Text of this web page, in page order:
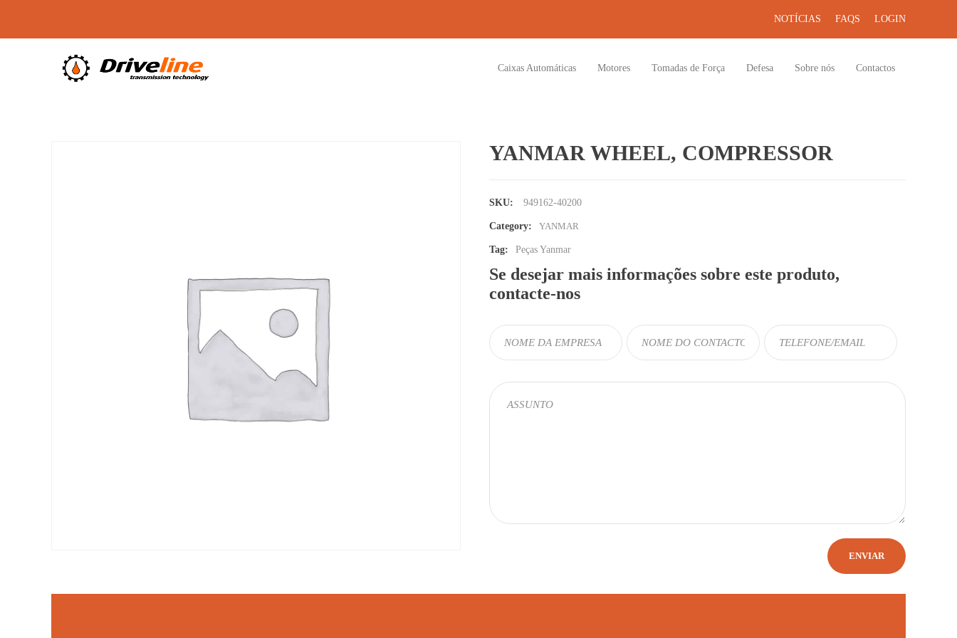
NOTÍCIAS FAQS LOGIN
Caixas Automáticas Motores Tomadas de Força Defesa Sobre nós Contactos
YANMAR WHEEL, COMPRESSOR
SKU: 949162-40200
Category: YANMAR
Tag: Peças Yanmar
Se desejar mais informações sobre este produto,
contacte-nos